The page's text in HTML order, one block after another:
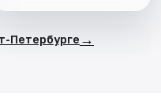
Петербурге →